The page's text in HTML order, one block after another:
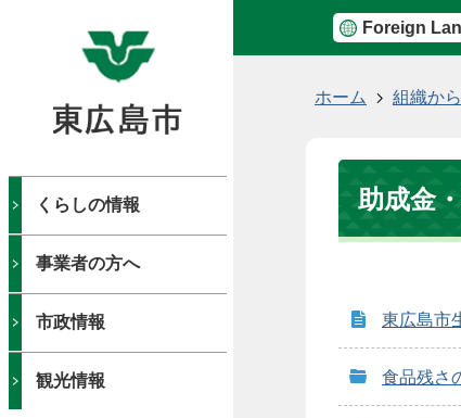
Foreign
くらしの情報
事業者の方へ
市政情報
観光情報
ホーム 組織か
助成金
東広島市
食品残さ